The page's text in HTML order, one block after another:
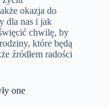
okazja do
dla nas i jak
chwilę, by
które będą
źródłem radości
one